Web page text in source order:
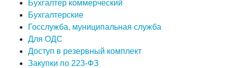
Бухгалтер коммерческий
Бухгалтерские
Госслужба, муниципальная служба
Для ОДС
Доступ в резервный комплект
Закупки по 223-ФЗ